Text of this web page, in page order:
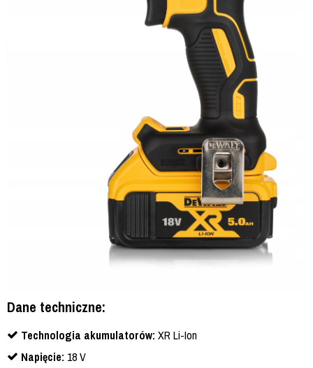
Dane techniczne:
Technologia akumulatorów: XR Li-Ion
Napięcie: 18 V